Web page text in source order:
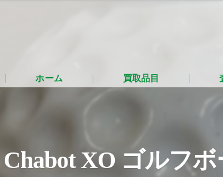
ホーム 買取品目
Chabot XO ゴルフ